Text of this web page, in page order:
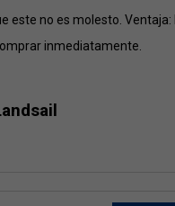
este no es molesto. Ventaja:
inmediatamente.